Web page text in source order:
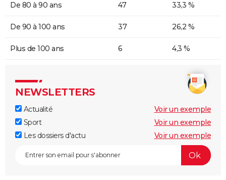
De 80 à 90 ans 47 33,3 %
De 90 à 100 ans 37 26,2 %
Plus de 100 ans 6 4,3 %
NEWSLETTERS
Actualité
Voir un exemple
Sport
Voir un exemple
Les dossiers d'actu
Voir un exemple